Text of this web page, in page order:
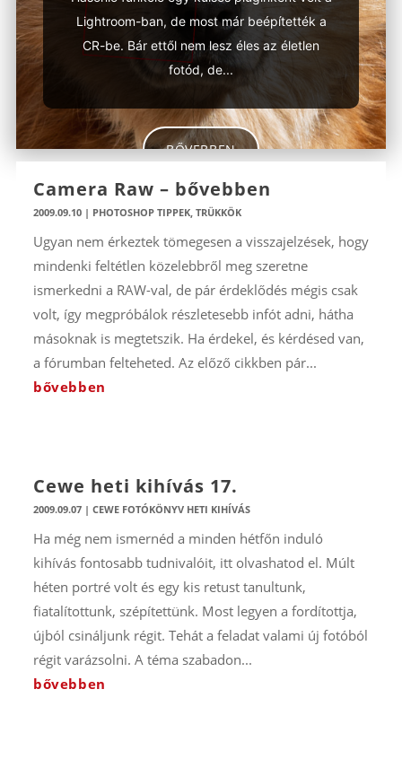
Lightroom-ban, de most már beépítették a
CR-be. Bár ettől nem lesz éles az életlen
fotód, de...
BŐVEBBEN
Camera Raw – bővebben
2009.09.10| PHOTOSHOP TIPPEK, TRÜKKÖK
Ugyan nem érkeztek tömegesen a visszajelzések, hogy
mindenki feltétlen közelebbről meg szeretne
ismerkedni a RAW-val, de pár érdeklődés mégis csak
volt, így megpróbálok részletesebb infót adni, hátha
másoknak is megtetszik. Ha érdekel, és kérdésed van,
a fórumban felteheted. Az előző cikkben pár...
bővebben
Cewe heti kihívás 17.
2009.09.07| CEWE FOTÓKÖNYV HETI KIHÍVÁS
Ha még nem ismernéd a minden hétfőn induló
kihívás fontosabb tudnivalóit, itt olvashatod el. Múlt
héten portré volt és egy kis retust tanultunk,
fiatalítottunk, szépítettünk. Most legyen a fordítottja,
újból csináljunk régit. Tehát a feladat valami új fotóból
régit varázsolni. A téma szabadon...
bővebben